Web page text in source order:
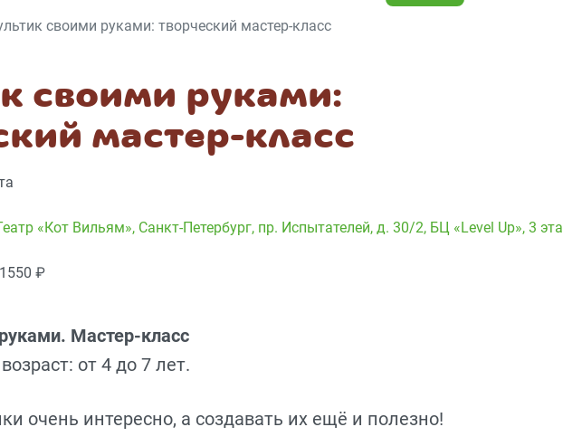
своими руками: творческий мастер-класс
своими руками:
мастер-класс
«Кот Вильям», Санкт-Петербург, пр. Испытателей, д. 30/2, БЦ «Level Up», 3
1550 ₽
Мастер-класс
от 4 до 7 лет.
очень интересно, а создавать их ещё и полезно!